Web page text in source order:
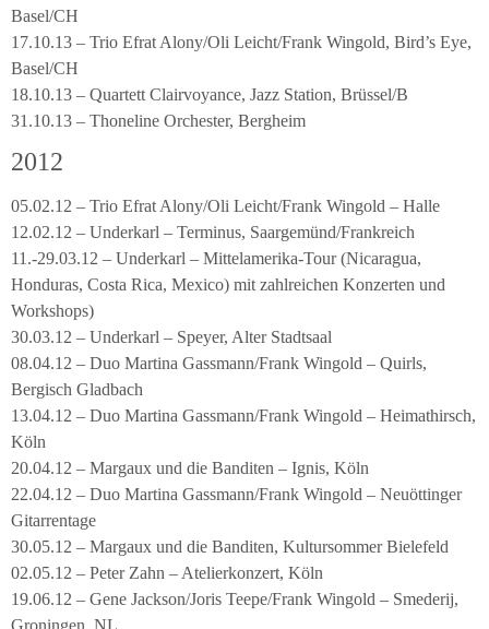
Basel/CH
17.10.13 – Trio Efrat Alony/Oli Leicht/Frank Wingold, Bird’s Eye,
Basel/CH
18.10.13 – Quartett Clairvoyance, Jazz Station, Brüssel/B
31.10.13 – Thoneline Orchester, Bergheim
2012
05.02.12 – Trio Efrat Alony/Oli Leicht/Frank Wingold – Halle
12.02.12 – Underkarl – Terminus, Saargemünd/Frankreich
11.-29.03.12 – Underkarl – Mittelamerika-Tour (Nicaragua,
Honduras, Costa Rica, Mexico) mit zahlreichen Konzerten und
Workshops)
30.03.12 – Underkarl – Speyer, Alter Stadtsaal
08.04.12 – Duo Martina Gassmann/Frank Wingold – Quirls,
Bergisch Gladbach
13.04.12 – Duo Martina Gassmann/Frank Wingold – Heimathirsch,
Köln
20.04.12 – Margaux und die Banditen – Ignis, Köln
22.04.12 – Duo Martina Gassmann/Frank Wingold – Neuöttinger
Gitarrentage
30.05.12 – Margaux und die Banditen, Kultursommer Bielefeld
02.05.12 – Peter Zahn – Atelierkonzert, Köln
19.06.12 – Gene Jackson/Joris Teepe/Frank Wingold – Smederij,
Groningen, NL